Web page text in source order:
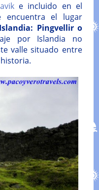
e incluido en el
encuentra el lugar
Islandia: Pingvellir o
por Islandia no
valle situado entre